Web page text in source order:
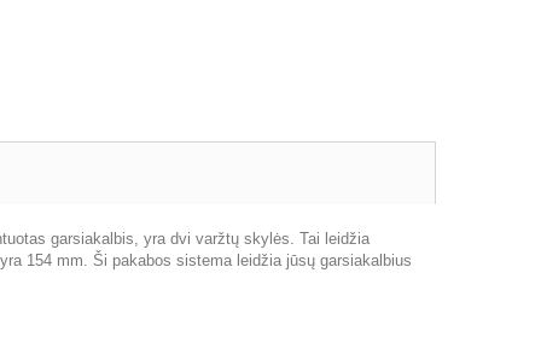
garsiakalbis, yra dvi varžtų skylės. Tai leidžia
154 mm. Ši pakabos sistema leidžia jūsų garsiakalbius